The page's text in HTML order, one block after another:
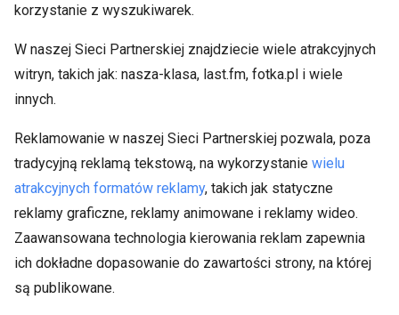
korzystanie z wyszukiwarek.
W naszej Sieci Partnerskiej znajdziecie wiele atrakcyjnych
witryn, takich jak: nasza-klasa, last.fm, fotka.pl i wiele
innych.
Reklamowanie w naszej Sieci Partnerskiej pozwala, poza
tradycyjną reklamą tekstową, na wykorzystanie wielu
atrakcyjnych formatów reklamy, takich jak statyczne
reklamy graficzne, reklamy animowane i reklamy wideo.
Zaawansowana technologia kierowania reklam zapewnia
ich dokładne dopasowanie do zawartości strony, na której
są publikowane.